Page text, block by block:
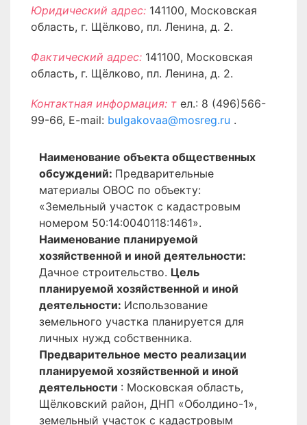
Юридический адрес: 141100, Московская
область, г. Щёлково, пл. Ленина, д. 2.
Фактический адрес: 141100, Московская
область, г. Щёлково, пл. Ленина, д. 2.
Контактная информация: т ел.: 8 (496)566-
99-66, E-mail: bulgakovaa@mosreg.ru .
Наименование объекта общественных
обсуждений: Предварительные
материалы ОВОС по объекту:
«Земельный участок с кадастровым
номером 50:14:0040118:1461».
Наименование планируемой
хозяйственной и иной деятельности:
Дачное строительство. Цель
планируемой хозяйственной и иной
деятельности: Использование
земельного участка планируется для
личных нужд собственника.
Предварительное место реализации
планируемой хозяйственной и иной
деятельности : Московская область,
Щёлковский район, ДНП «Оболдино-1»,
земельный участок с кадастровым